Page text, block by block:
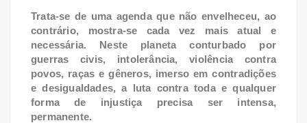
Trata-se de uma agenda que não envelheceu, ao
contrário, mostra-se cada vez mais atual e
necessária. Neste planeta conturbado por
guerras civis, intolerância, violência contra
povos, raças e gêneros, imerso em contradições
e desigualdades, a luta contra toda e qualquer
forma de injustiça precisa ser intensa,
permanente.